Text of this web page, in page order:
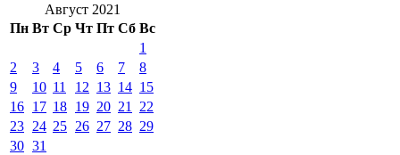
Август 2021
Пн Вт Ср Чт Пт Сб Вс
1
2
3 4 5 6 7
8
9
10 11 12 13 14 15
16 17 18 19 20 21
22
23 24 25 26 27 28 29
30 31